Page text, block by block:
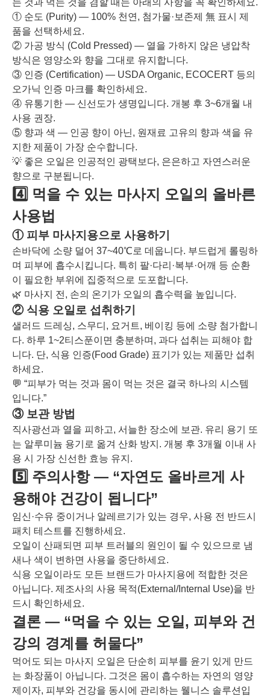
는 것과 먹는 것을 겸할 때는 아래의 사항을 꼭 확인하세요.
① 순도 (Purity) — 100% 천연, 첨가물·보존제 無 표시 제
품을 선택하세요.
② 가공 방식 (Cold Pressed) — 열을 가하지 않은 냉압착
방식은 영양소와 향을 그대로 유지합니다.
③ 인증 (Certification) — USDA Organic, ECOCERT 등의
오가닉 인증 마크를 확인하세요.
④ 유통기한 — 신선도가 생명입니다. 개봉 후 3~6개월 내
사용 권장.
⑤ 향과 색 — 인공 향이 아닌, 원재료 고유의 향과 색을 유
지한 제품이 가장 순수합니다.
💡 좋은 오일은 인공적인 광택보다, 은은하고 자연스러운
향으로 구분됩니다.
4️⃣ 먹을 수 있는 마사지 오일의 올바른
사용법
① 피부 마사지용으로 사용하기
손바닥에 소량 덜어 37~40℃로 데웁니다. 부드럽게 롤링하
며 피부에 흡수시킵니다. 특히 팔·다리·복부·어깨 등 순환
이 필요한 부위에 집중적으로 도포합니다.
🌿 마사지 전, 손의 온기가 오일의 흡수력을 높입니다.
② 식용 오일로 섭취하기
샐러드 드레싱, 스무디, 요거트, 베이킹 등에 소량 첨가합니
다. 하루 1~2티스푼이면 충분하며, 과다 섭취는 피해야 합
니다. 단, 식용 인증(Food Grade) 표기가 있는 제품만 섭취
하세요.
💬 “피부가 먹는 것과 몸이 먹는 것은 결국 하나의 시스템
입니다.”
③ 보관 방법
직사광선과 열을 피하고, 서늘한 장소에 보관. 유리 용기 또
는 알루미늄 용기로 옮겨 산화 방지. 개봉 후 3개월 이내 사
용 시 가장 신선한 효능 유지.
5️⃣ 주의사항 — “자연도 올바르게 사
용해야 건강이 됩니다”
임신·수유 중이거나 알레르기가 있는 경우, 사용 전 반드시
패치 테스트를 진행하세요.
오일이 산패되면 피부 트러블의 원인이 될 수 있으므로 냄
새나 색이 변하면 사용을 중단하세요.
식용 오일이라도 모든 브랜드가 마사지용에 적합한 것은
아닙니다. 제조사의 사용 목적(External/Internal Use)을 반
드시 확인하세요.
결론 — “먹을 수 있는 오일, 피부와 건
강의 경계를 허물다”
먹어도 되는 마사지 오일은 단순히 피부를 윤기 있게 만드
는 화장품이 아닙니다. 그것은 몸이 흡수하는 자연의 영양
제이자, 피부와 건강을 동시에 관리하는 웰니스 솔루션입